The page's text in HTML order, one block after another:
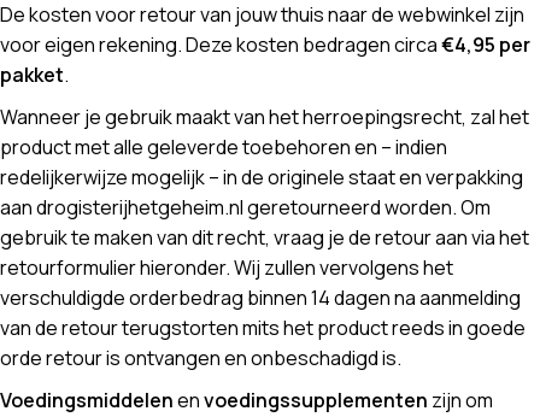
De kosten voor retour van jouw thuis naar de webwinkel zijn
voor eigen rekening. Deze kosten bedragen circa€4,95 per
pakket.
Wanneer je gebruik maakt van het herroepingsrecht, zal het
product met alle geleverde toebehoren en – indien
redelijkerwijze mogelijk – in de originele staat en verpakking
aan drogisterijhetgeheim.nl geretourneerd worden. Om
gebruik te maken van dit recht, vraag je de retour aan via het
retourformulier hieronder. Wij zullen vervolgens het
verschuldigde orderbedrag binnen 14 dagen na aanmelding
van de retour terugstorten mits het product reeds in goede
orde retour is ontvangen en onbeschadigd is.
Voedingsmiddelenenvoedingssupplementen zijn om